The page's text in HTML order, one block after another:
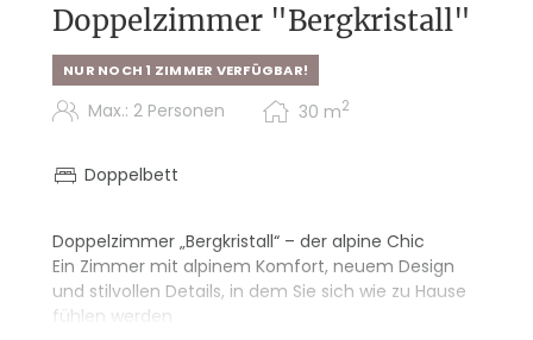
Doppelzimmer "Bergkristall"
NUR NOCH 1 ZIMMER VERFÜGBAR!
Max.: 2 Personen 30 m2
Doppelbett
Doppelzimmer „Bergkristall“ – der alpine Chic
​​​​​​​Ein Zimmer mit alpinem Komfort, neuem Design
und stilvollen Details, in dem Sie sich wie zu Hause
fühlen werden